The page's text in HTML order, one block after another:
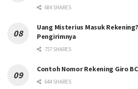
684 SHARES
Uang Misterius Masuk
Pengirimnya
757 SHARES
Contoh Nomor Rekening Giro
644 SHARES